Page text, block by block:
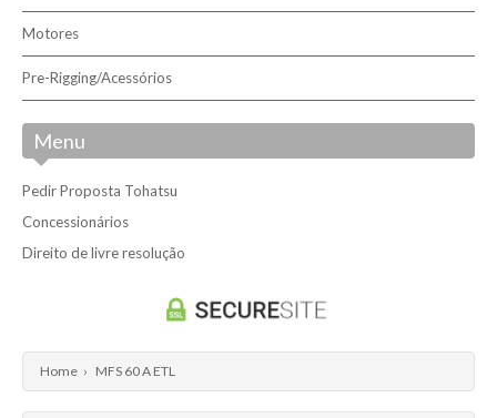
Livro de reclamações
Pesquisar
Motores
Pre-Rigging/Acessórios
Menu
Pedir Proposta Tohatsu
Concessionários
Direito de livre resolução
Home › MFS 60 A ETL